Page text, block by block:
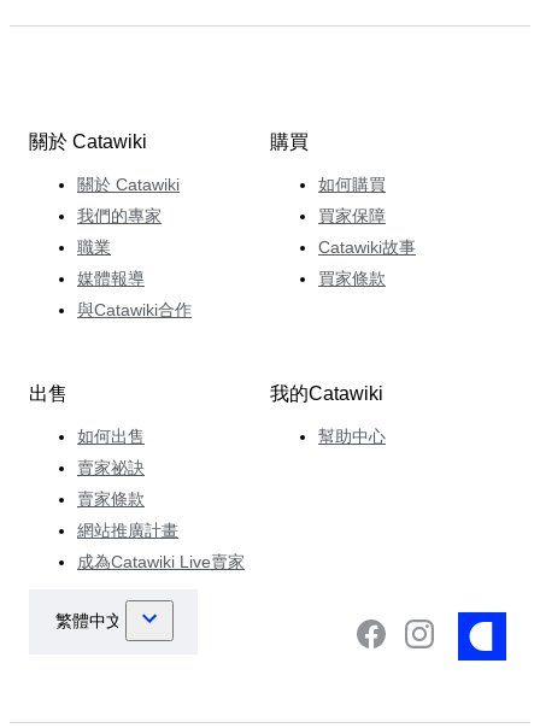
關於 Catawiki
關於 Catawiki
我們的專家
職業
媒體報導
與Catawiki合作
購買
如何購買
買家保障
Catawiki故事
買家條款
出售
如何出售
賣家祕訣
賣家條款
網站推廣計畫
成為Catawiki Live賣家
我的Catawiki
幫助中心